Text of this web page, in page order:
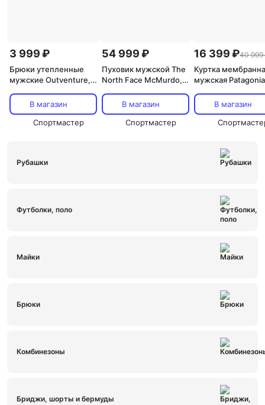
3 999 ₽
Брюки утепленные
мужские Outventure,
В магазин
Спортмастер
54 999 ₽
Пуховик мужской The
North Face McMurdo,
В магазин
Спортмастер
16 399 ₽40 999
Куртка
мужская Patagonia
В магазин
Рубашки
Футболки, поло
Майки
Брюки
Комбинезоны
Бриджи, шорты и бермуды